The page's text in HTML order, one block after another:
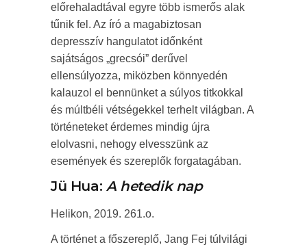
előrehaladtával egyre több ismerős alak
tűnik fel. Az író a magabiztosan
depresszív hangulatot időnként
sajátságos „grecsói” derűvel
ellensúlyozza, miközben könnyedén
kalauzol el bennünket a súlyos titkokkal
és múltbéli vétségekkel terhelt világban. A
történeteket érdemes mindig újra
elolvasni, nehogy elvesszünk az
események és szereplők forgatagában.
Jü Hua: A hetedik nap
Helikon, 2019. 261.o.
A történet a főszereplő, Jang Fej túlvilági